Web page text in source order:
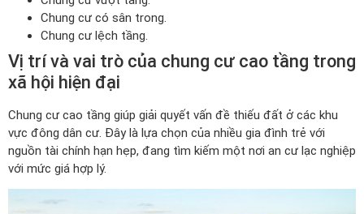
Chung cư có sân trong.
Chung cư lệch tầng.
Vị trí và vai trò của chung cư cao tầng trong
xã hội hiện đại
Chung cư cao tầng giúp giải quyết vấn đề thiếu đất ở các khu
vực đông dân cư. Đây là lựa chọn của nhiều gia đình trẻ với
nguồn tài chính hạn hẹp, đang tìm kiếm một nơi an cư lạc nghiệp
với mức giá hợp lý.